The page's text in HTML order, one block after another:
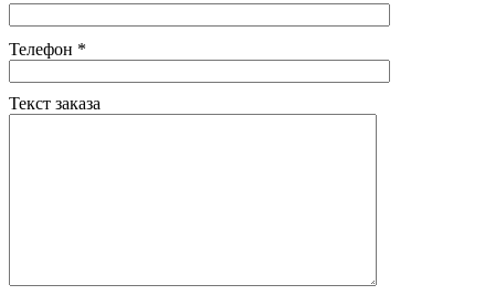
Телефон *
Текст заказа